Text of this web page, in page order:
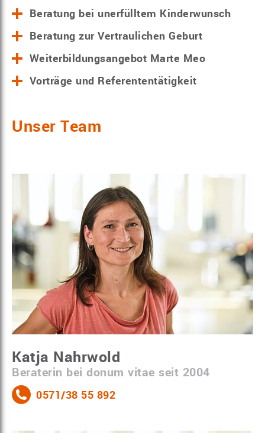
Beratung bei unerfülltem Kinderwunsch
Beratung zur Vertraulichen Geburt
Weiterbildungsangebot Marte Meo
Vorträge und Referententätigkeit
Unser Team
Katja Nahrwold
Beraterin bei donum vitae seit 2004
0571/38 55 892